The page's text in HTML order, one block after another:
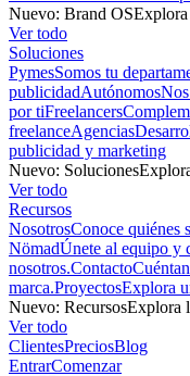
Nuevo: Brand OSExplora
Ver todo
Soluciones
PymesSomos tu
publicidadAutónomos
por tiFreelancers
freelanceAgencias
publicidad y marketing
Nuevo: Soluciones
Ver todo
Recursos
NosotrosConoce quiénes
NömadÚnete al equipo y
nosotros.Contacto
marca.ProyectosExplora
Nuevo: RecursosExplora
Ver todo
ClientesPreciosBlog
EntrarComenzar